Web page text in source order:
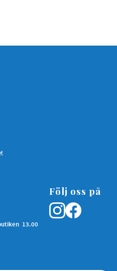
13.00
Följ oss på